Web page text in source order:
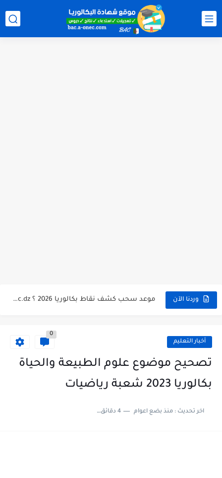
وردنا الآن
أخبار التعليم
0
تصحيح موضوع علوم الطبيعة والحياة
بكالوريا 2023 شعبة رياضيات
اخر تحديث :منذ بضع اعوام 4 دقائق للقراءة